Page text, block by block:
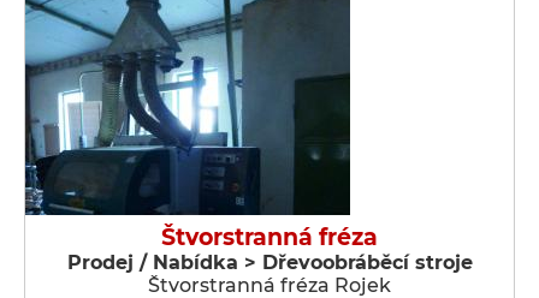
Štvorstranná fréza
Prodej / Nabídka > Dřevoobráběcí stroje
Štvorstranná fréza Rojek